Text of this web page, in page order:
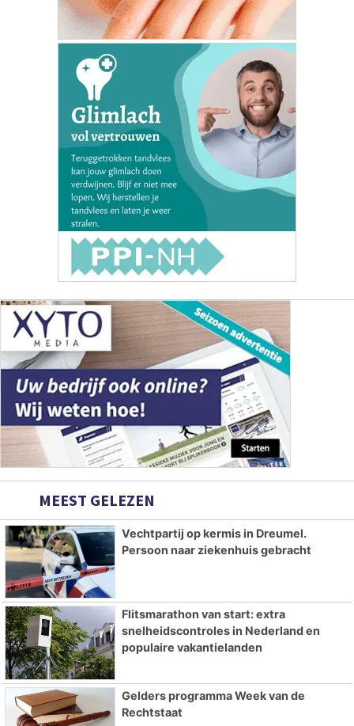
MEEST GELEZEN
Vechtpartij op kermis in Dreumel.
Persoon naar ziekenhuis gebracht
Flitsmarathon van start: extra
snelheidscontroles in Nederland en
populaire vakantielanden
Gelders programma Week van de
Rechtstaat